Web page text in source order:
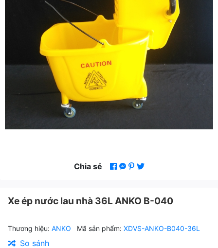
Chia sẻ
Xe ép nước lau nhà 36L ANKO B-040
Thương hiệu: ANKO Mã sản phẩm: XDVS-ANKO-B040-36L
So sánh